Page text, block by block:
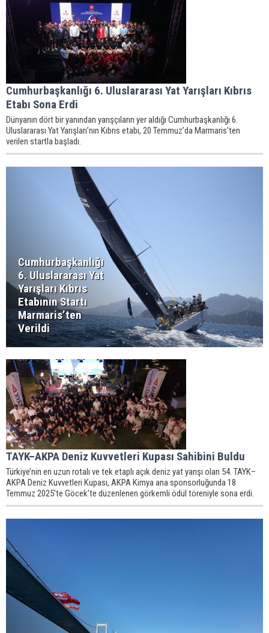
Cumhurbaşkanlığı 6. Uluslararası Yat Yarışları Kıbrıs
Etabı Sona Erdi
Dünyanın dört bir yanından yarışçıların yer aldığı Cumhurbaşkanlığı 6.
Uluslararası Yat Yarışları’nın Kıbrıs etabı, 20 Temmuz’da Marmaris’ten
verilen startla başladı.
Cumhurbaşkanlığı
6. Uluslararası Yat
Yarışları Kıbrıs
Etabının Startı
Marmaris’ten
Verildi
TAYK–AKPA Deniz Kuvvetleri Kupası Sahibini Buldu
Türkiye’nin en uzun rotalı ve tek etaplı açık deniz yat yarışı olan 54. TAYK–
AKPA Deniz Kuvvetleri Kupası, AKPA Kimya ana sponsorluğunda 18
Temmuz 2025’te Göcek’te düzenlenen görkemli ödül töreniyle sona erdi.